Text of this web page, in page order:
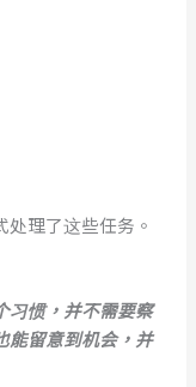
理了这些任务。
习惯，并不需要察
能留意到机会，并